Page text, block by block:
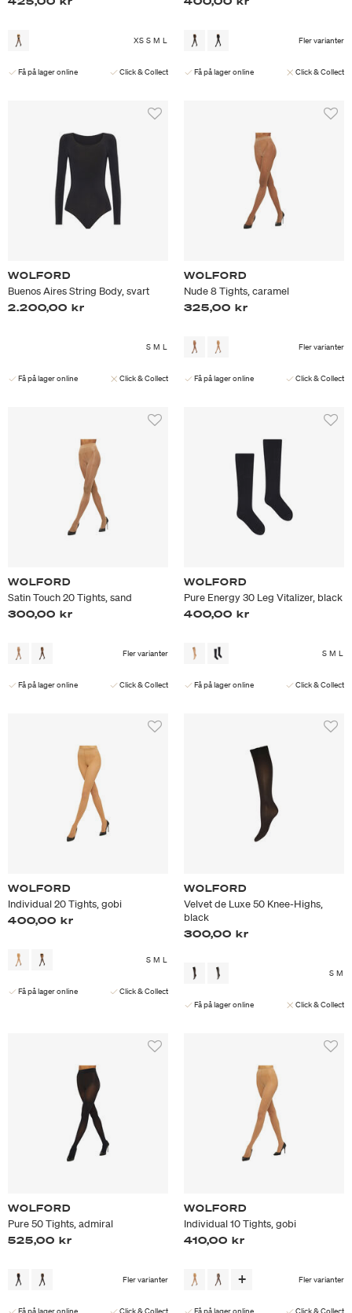
XS S M L
Få på lager online Click & Collect
Fler varianter
Få på lager online Click & Collect
WOLFORD
Buenos Aires String Body, svart
2.200,00 kr
S M L
Få på lager online Click & Collect
WOLFORD
Nude 8 Tights, caramel
325,00 kr
Fler varianter
Få på lager online Click & Collect
WOLFORD
Satin Touch 20 Tights, sand
300,00 kr
Fler varianter
Få på lager online Click & Collect
WOLFORD
Pure Energy 30 Leg Vitalizer, black
400,00 kr
S M L
Få på lager online Click & Collect
WOLFORD
Individual 20 Tights, gobi
400,00 kr
S M L
Få på lager online Click & Collect
WOLFORD
Velvet de Luxe 50 Knee-Highs,
black
300,00 kr
S M
Få på lager online Click & Collect
WOLFORD
Pure 50 Tights, admiral
525,00 kr
Fler varianter
WOLFORD
Individual 10 Tights, gobi
410,00 kr
Fler varianter